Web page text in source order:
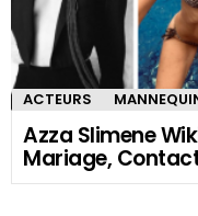
ACTEURS
Azza Slimene
Mariage,